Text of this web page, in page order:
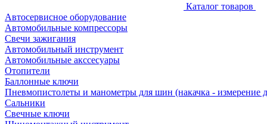
Каталог товаров
Автосервисное оборудование
Автомобильные компрессоры
Свечи зажигания
Автомобильный инструмент
Автомобильные акссесуары
Отопители
Баллонные ключи
Пневмопистолеты и манометры для шин (накачка - измерение
Сальники
Свечные ключи